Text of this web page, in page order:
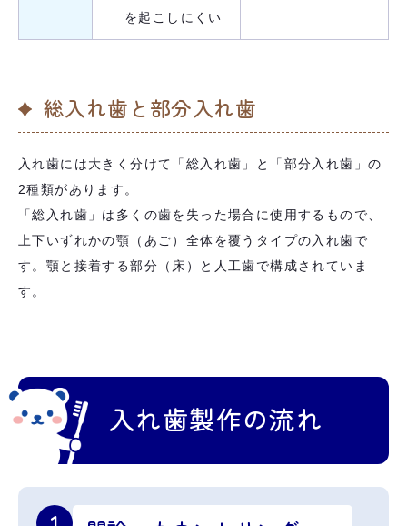
を起こしにくい
総入れ歯と部分入れ歯
入れ歯には大きく分けて「総入れ歯」と「部分入れ歯」の
2種類があります。
「総入れ歯」は多くの歯を失った場合に使用するもので、
上下いずれかの顎（あご）全体を覆うタイプの入れ歯で
す。顎と接着する部分（床）と人工歯で構成されていま
す。
入れ歯製作の流れ